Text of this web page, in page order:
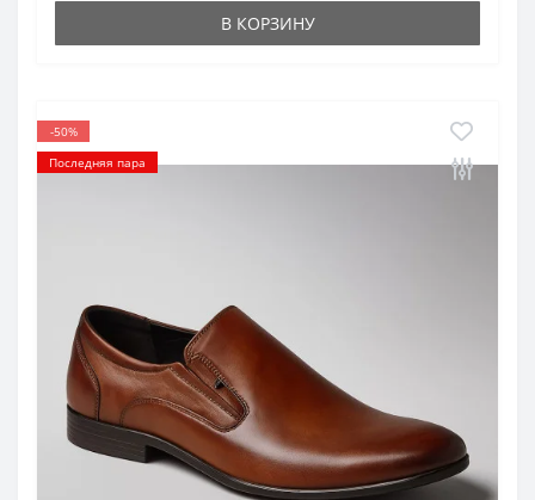
В КОРЗИНУ
-50%
Последняя пара